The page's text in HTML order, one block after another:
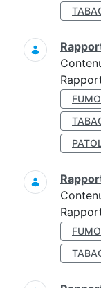
FUMO
FUMO